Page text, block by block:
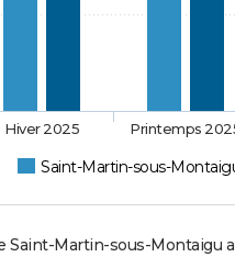
Saint-Martin-sous-
Hiver 2025 Printemps
Saint-Martin-sous-Montaigu